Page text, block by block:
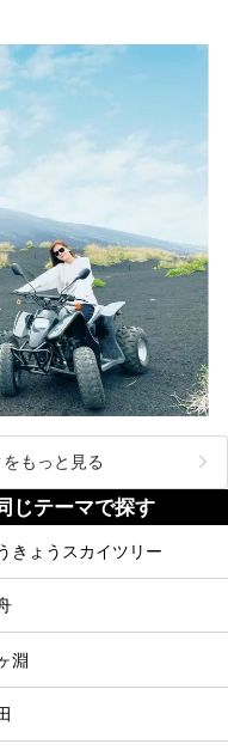
にもぴったりなエンタメ要素
ーンに合わせて参考にしてく
もっと見る
じテーマで探す
きょうスカイツリー
淵